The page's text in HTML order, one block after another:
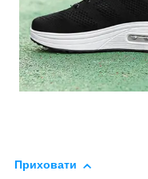
Приховати